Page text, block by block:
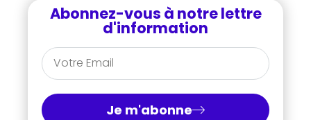
Abonnez-vous à notre lettre
d'information
Je m'abonne